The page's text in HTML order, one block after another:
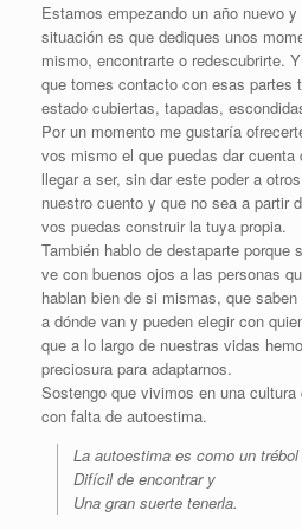
Estamos empezando un año nuevo
situación es que dediques unos
mismo, encontrarte o redescubrirte.
que tomes contacto con esas partes
estado cubiertas, tapadas,
Por un momento me gustaría
vos mismo el que puedas dar
llegar a ser, sin dar este poder a
nuestro cuento y que no sea a partir
vos puedas construir la tuya propia.
También hablo de destaparte porque
ve con buenos ojos a las personas
hablan bien de si mismas, que
a dónde van y pueden elegir con
que a lo largo de nuestras vidas
preciosura para adaptarnos.
Sostengo que vivimos en una
con falta de autoestima.
La autoestima es como un
Difícil de encontrar y
Una gran suerte tenerla.